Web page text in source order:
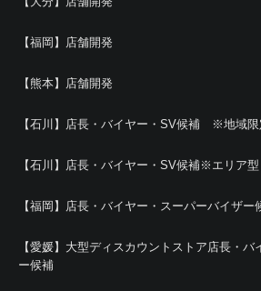
【福岡】店舗開発
【熊本】店舗開発
【石川】店長・バイヤー・SV候補 ※地域限
【石川】店長・バイヤー・SV候補※エリア型
【福岡】店長・バイヤー・スーパーバイザー
【愛媛】大型ディスカウントストア店長・
ー候補